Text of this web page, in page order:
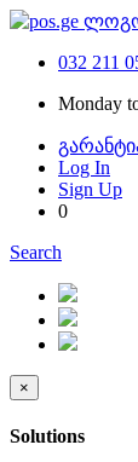
032 211
Monday
Log In
Sign Up
0
Search
×
Solutions